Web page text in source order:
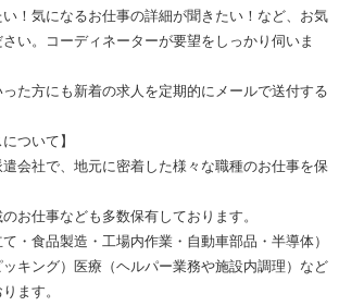
い！気になるお仕事の詳細が聞きたい！など、お気
い。コーディネーターが要望をしっかり伺いま
った方にも新着の求人を定期的にメールで送付する
ついて】
会社で、地元に密着した様々な職種のお仕事を保
お仕事なども多数保有しております。
・食品製造・工場内作業・自動車部品・半導体）
キング）医療（ヘルパー業務や施設内調理）など
ます。